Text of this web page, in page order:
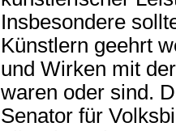
Insbesondere
Künstlern geehrt
und Wirken mit
waren oder sind.
Senator für